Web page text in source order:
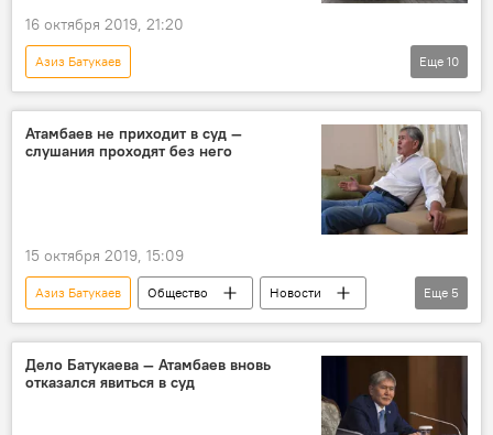
16 октября 2019, 21:20
Азиз Батукаев
Задержания по делу о "раке" Азиза Батукаева
Новости
Общество
В мире
Алмазбек Атамбаев
Еще 10
Атамбаев не приходит в суд —
слушания проходят без него
15 октября 2019, 15:09
Азиз Батукаев Общество
Новости
Политика
суд
Алмазбек Атамбаев
Суд по делу Алмазбека Атамбаева
Кыргызстан
Еще 5
Дело Батукаева — Атамбаев вновь
отказался явиться в суд